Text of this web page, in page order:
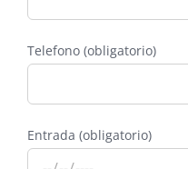
Telefono (obligatorio)
Entrada (obligatorio)